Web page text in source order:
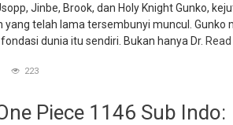
Jinbe, Brook, dan Holy Knight Gunko,
yang telah lama tersembunyi muncul. Gunko
dunia itu sendiri. Bukan hanya Dr.
223
Piece 1146 Sub Indo: